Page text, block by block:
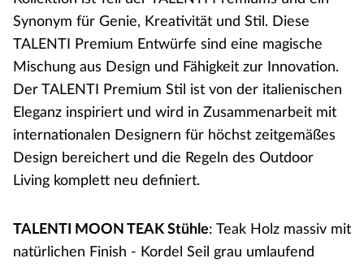
Synonym für Genie, Kreativität und Stil. Diese
TALENTI Premium Entwürfe sind eine magische
Mischung aus Design und Fähigkeit zur Innovation.
Der TALENTI Premium Stil ist von der italienischen
Eleganz inspiriert und wird in Zusammenarbeit mit
internationalen Designern für höchst zeitgemäßes
Design bereichert und die Regeln des Outdoor
Living komplett neu definiert.
TALENTI MOON TEAK Stühle: Teak Holz massiv mit
natürlichen Finish - Kordel Seil grau umlaufend